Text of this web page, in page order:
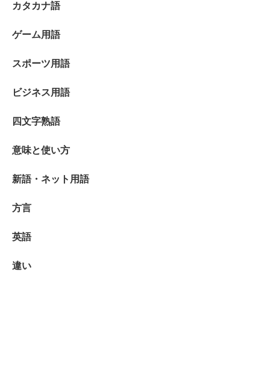
カタカナ語
ゲーム用語
スポーツ用語
ビジネス用語
四文字熟語
意味と使い方
新語・ネット用語
方言
英語
違い